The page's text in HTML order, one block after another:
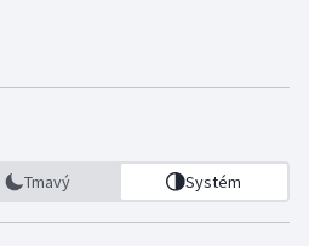
Tmavý Systém